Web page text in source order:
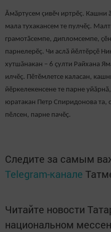
Ӑмӑртусем çивӗч иртрӗç. Кашни
мала тухакансем те пулчӗç.
грамотӑсемпе, дипломсемпе,
парнелерӗç. Чи аслӑ йӗлтӗрҫӗ
хутшăнакан – 6 ҫулти Райхана
илчӗç. Пӗтӗмлетсе каласан,
йӗркелекенсене те парне
юратакан Петр Спиридонова
пӗлсен, парне пачӗҫ.
Следите за самым
Telegram-канале
Читайте новости
национальном